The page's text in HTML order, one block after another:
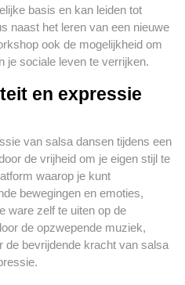
basis en kan leiden tot
naast het leren van een nieuwe
ook de mogelijkheid om
je sociale leven te verrijken.
en expressie
van salsa dansen tijdens een
de vrijheid om je eigen stijl te
waarop je kunt
bewegingen en emoties,
ware zelf te uiten op de
de opzwepende muziek,
de bevrijdende kracht van salsa